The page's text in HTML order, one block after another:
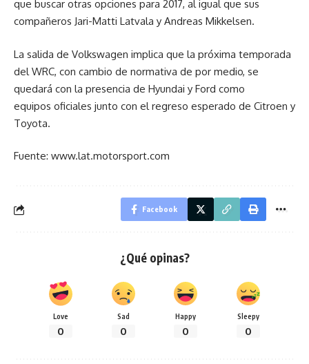
que buscar otras opciones para 2017, al igual que sus
compañeros Jari-Matti Latvala y Andreas Mikkelsen.
La salida de Volkswagen implica que la próxima temporada
del WRC, con cambio de normativa de por medio, se
quedará con la presencia de Hyundai y Ford como
equipos oficiales junto con el regreso esperado de Citroen y
Toyota.
Fuente: www.lat.motorsport.com
Facebook
¿Qué opinas?
Love
0
Sad
0
Happy
0
Sleepy
0